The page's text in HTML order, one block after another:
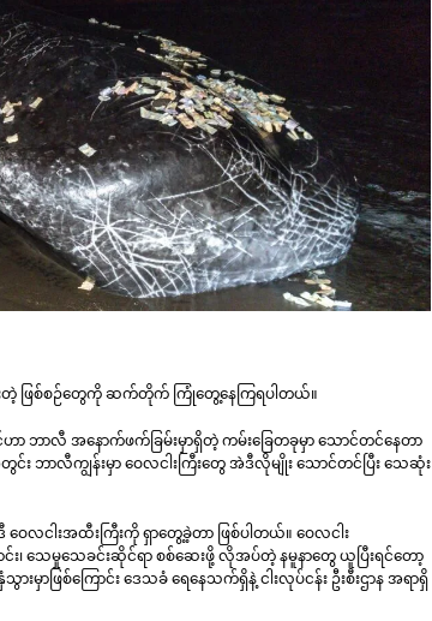
ဆုံးတဲ့ ဖြစ်စဉ်တွေကို ဆက်တိုက် ကြုံတွေ့နေကြရပါတယ်။
ာ ဘာလီ အနောက်ဖက်ခြမ်းမှာရှိတဲ့ ကမ်းခြေတခုမှာ သောင်တင်နေတာ
ာလီကျွန်းမှာ ဝေလငါးကြီးတွေ အဲဒီလိုမျိုး သောင်တင်ပြီး သေဆုံး
ဝေလငါးအထီးကြီးကို ရှာတွေ့ခဲ့တာ ဖြစ်ပါတယ်။ ဝေလငါး
း၊ သေမှုသေခင်းဆိုင်ရာ စစ်ဆေးဖို့ လိုအပ်တဲ့ နမူနာတွေ ယူပြီးရင်တော့
မှာဖြစ်ကြောင်း ဒေသခံ ရေနေသက်ရှိနဲ့ ငါးလုပ်ငန်း ဦးစီးဌာန အရာရှိ